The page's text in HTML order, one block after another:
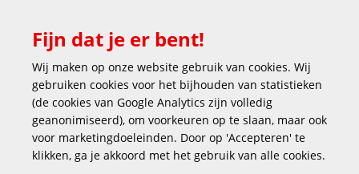
Veilig en gemakkelijk betalen
Fijn dat je er bent!
Wij maken op onze website gebruik van cookies. Wij
gebruiken cookies voor het bijhouden van statistieken
(de cookies van Google Analytics zijn volledig
geanonimiseerd), om voorkeuren op te slaan, maar ook
voor marketingdoeleinden. Door op 'Accepteren' te
klikken, ga je akkoord met het gebruik van alle cookies.